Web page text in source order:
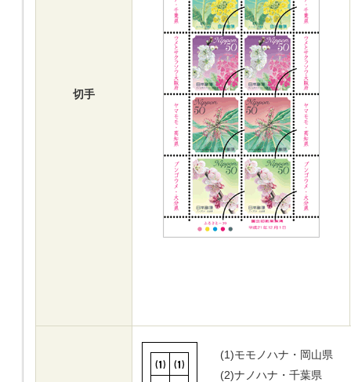
切手
(1)モモノハナ・岡山県
(2)ナノハナ・千葉県